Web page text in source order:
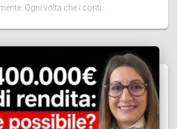
Ogni volta che i conti...